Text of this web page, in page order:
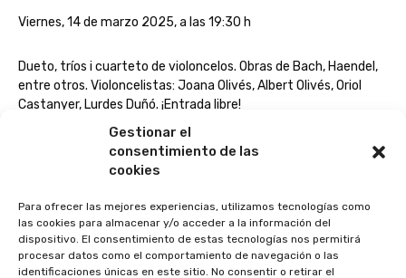
Gestionar el
consentimiento de las
cookies
Para ofrecer las mejores experiencias, utilizamos tecnologías como
las cookies para almacenar y/o acceder a la información del
dispositivo. El consentimiento de estas tecnologías nos permitirá
procesar datos como el comportamiento de navegación o las
identificaciones únicas en este sitio. No consentir o retirar el
Viernes, 14 de marzo 2025, a las 19:30 h
Dueto, tríos i cuarteto de violoncelos. Obras de Bach, Haendel,
entre otros. Violoncelistas: Joana Olivés, Albert Olivés, Oriol
Castanyer, Lurdes Duñó. ¡Entrada libre!
Lugar: Escola Luthier de Música i Dansa, Departament de
Música. C/ Balmes, 53, pral. Més informació i reserves:
VOLVER ATRÁS